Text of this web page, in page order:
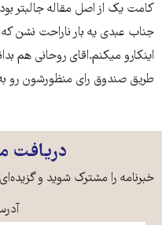
کامت یک از اصل مقاله جالبتر
جناب عبدی یه بار ناراحت نشن که
اینکارو میکنم.اقای روحانی هم
طریق صندوق رای منظورشون رو
دریافت
خبرنامه را مشترک شوید و گزیده‌ای